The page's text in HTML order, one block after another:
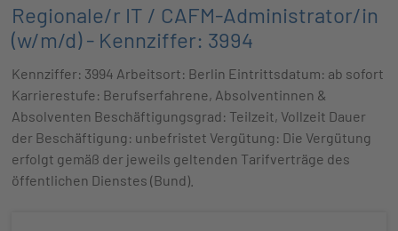
Regionale/r IT / CAFM-Administrator/in
(w/m/d) - Kennziffer: 3994
Kennziffer: 3994 Arbeitsort: Berlin Eintrittsdatum: ab sofort
Karrierestufe: Berufserfahrene, Absolventinnen &
Absolventen Beschäftigungsgrad: Teilzeit, Vollzeit Dauer
der Beschäftigung: unbefristet Vergütung: Die Vergütung
erfolgt gemäß der jeweils geltenden Tarifverträge des
öffentlichen Dienstes (Bund).